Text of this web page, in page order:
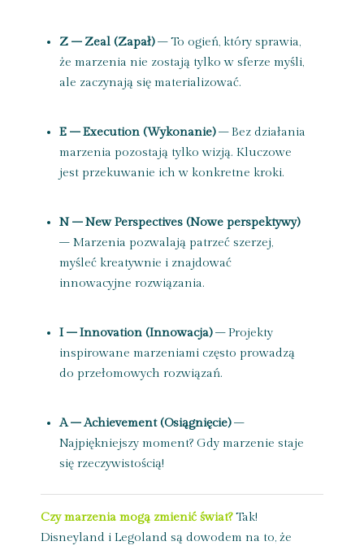
Z – Zeal (Zapał)– To ogień, który sprawia,
że marzenia nie zostają tylko w sferze myśli,
ale zaczynają się materializować.
E – Execution (Wykonanie)– Bez działania
marzenia pozostają tylko wizją. Kluczowe
jest przekuwanie ich w konkretne kroki.
N – New Perspectives (Nowe perspektywy)
– Marzenia pozwalają patrzeć szerzej,
myśleć kreatywnie i znajdować
innowacyjne rozwiązania.
I – Innovation (Innowacja)– Projekty
inspirowane marzeniami często prowadzą
do przełomowych rozwiązań.
A – Achievement (Osiągnięcie)–
Najpiękniejszy moment? Gdy marzenie staje
się rzeczywistością!
Czy marzenia mogą zmienić świat?Tak!
Disneyland i Legoland są dowodem na to, że